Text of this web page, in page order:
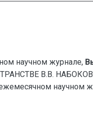
научном журнале,
В.В. НАБОКОВА
научном